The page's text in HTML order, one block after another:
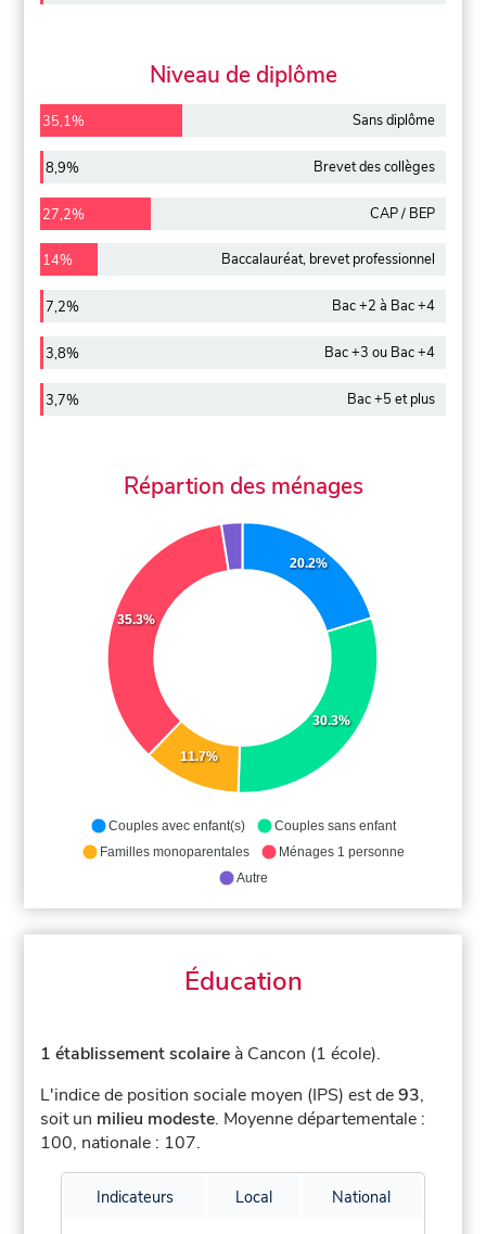
Niveau de diplôme
35,1% Sans diplôme
8,9% Brevet des collèges
27,2% CAP / BEP
14% Baccalauréat, brevet professionnel
7,2% Bac +2 à Bac +4
3,8% Bac +3 ou Bac +4
3,7% Bac +5 et plus
Répartion des ménages
20.2%
30.3%
11.7%
35.3%
Couples avec enfant(s)
Couples sans enfant
Familles monoparentales
Ménages 1 personne
Autre
Éducation
1 établissement scolaire à Cancon (1 école).
L'indice de position sociale moyen (IPS) est de93,
soit un milieu modeste. Moyenne départementale :
100, nationale : 107.
Indicateurs Local National